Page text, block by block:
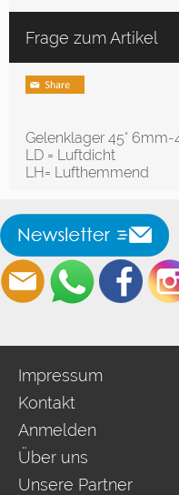
Frage zum Artikel
Gelenklager 45°
LD = Luftdicht
LH= Lufthemmend
Impressum
Kontakt
Anmelden
Über uns
Unsere Partner